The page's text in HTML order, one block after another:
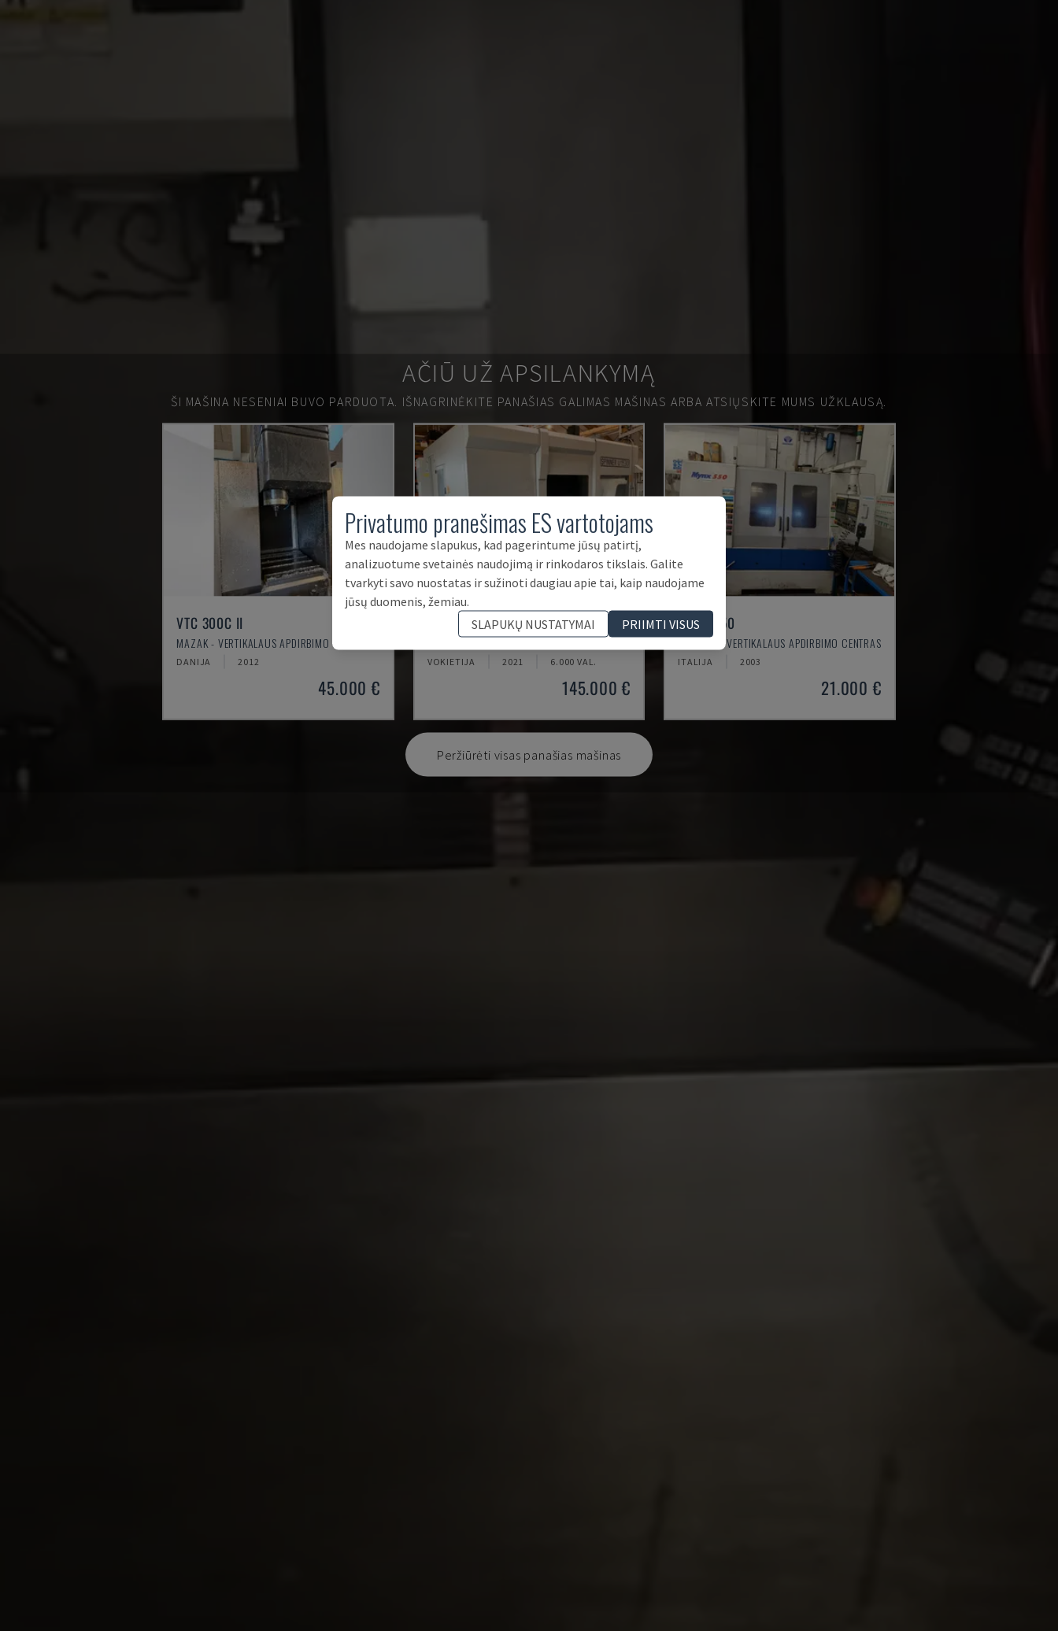
AČIŪ UŽ APSILANKYMĄ
ŠI MAŠINA NESENIAI BUVO PARDUOTA. IŠNAGRINĖKITE PANAŠIAS GALIMAS MAŠINAS ARBA ATSIŲSKITE MUMS UŽKLAUSĄ.
VTC 300C II
MAZAK - VERTIKALAUS APDIRBIMO CENTRAS
DANIJA 2012
45.000 €
U5-1530
SPINNER - VERTIKALAUS APDIRBIMO CENTRAS
VOKIETIJA 2021 6.000 VAL.
145.000 €
MYNX 550
DAEWOO - VERTIKALAUS APDIRBIMO CENTRAS
ITALIJA 2003
21.000 €
Peržiūrėti visas panašias mašinas
Privatumo pranešimas ES vartotojams
Mes naudojame slapukus, kad pagerintume jūsų patirtį,
analizuotume svetainės naudojimą ir rinkodaros tikslais. Galite
tvarkyti savo nuostatas ir sužinoti daugiau apie tai, kaip naudojame
jūsų duomenis, žemiau.
SLAPUKŲ NUSTATYMAI
PRIIMTI VISUS